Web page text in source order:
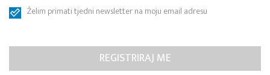
Želim primati tjedni newsletter na moju email adresu